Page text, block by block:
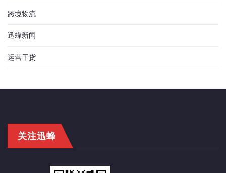
跨境物流
迅蜂新闻
运营干货
关注迅蜂